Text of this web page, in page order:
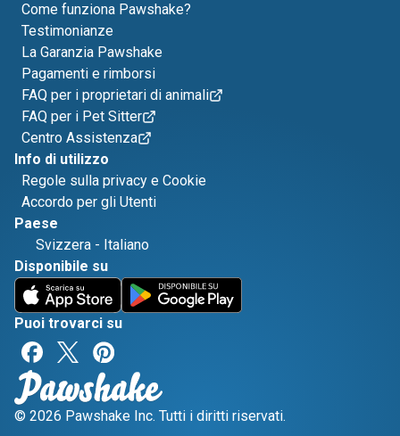
Come funziona Pawshake?
Testimonianze
La Garanzia Pawshake
Pagamenti e rimborsi
FAQ per i proprietari di animali
FAQ per i Pet Sitter
Centro Assistenza
Info di utilizzo
Regole sulla privacy e Cookie
Accordo per gli Utenti
Paese
Svizzera - Italiano
Disponibile su
Puoi trovarci su
© 2026 Pawshake Inc. Tutti i diritti riservati.